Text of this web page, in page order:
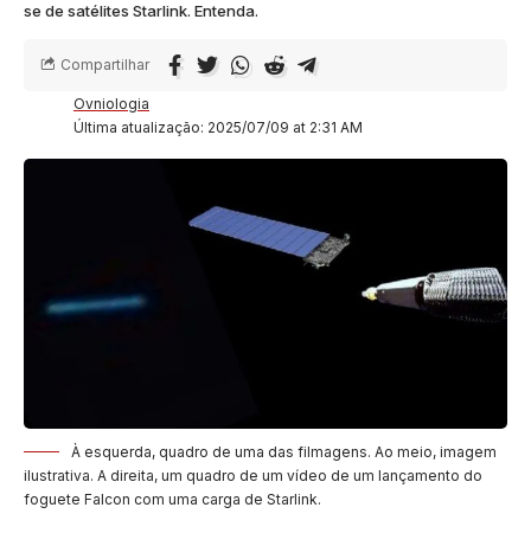
se de satélites Starlink. Entenda.
Última atualização: 2025/07/09 at 2:31 AM
Ovniologia
Compartilhar
À esquerda, quadro de uma das filmagens. Ao meio, imagem
ilustrativa. A direita, um quadro de um vídeo de um lançamento do
foguete Falcon com uma carga de Starlink.